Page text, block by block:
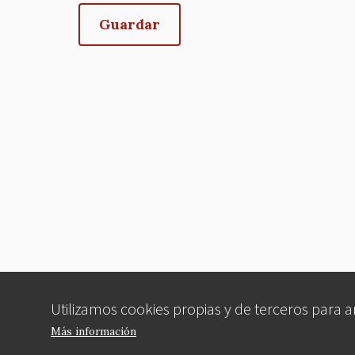
Utilizamos cookies propias y de terceros para
Más información